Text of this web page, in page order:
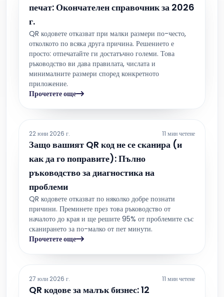
печат: Окончателен справочник за 2026
г.
QR кодовете отказват при малки размери по-често,
отколкото по всяка друга причина. Решението е
просто: отпечатайте ги достатъчно големи. Това
ръководство ви дава правилата, числата и
минималните размери според конкретното
приложение.
Прочетете още
22 юни 2026 г. 11 мин четене
Защо вашият QR код не се сканира (и
как да го поправите): Пълно
ръководство за диагностика на
проблеми
QR кодовете отказват по няколко добре познати
причини. Преминете през това ръководство от
началото до края и ще решите 95% от проблемите със
сканирането за по-малко от пет минути.
Прочетете още
27 юли 2026 г. 11 мин четене
QR кодове за малък бизнес: 12